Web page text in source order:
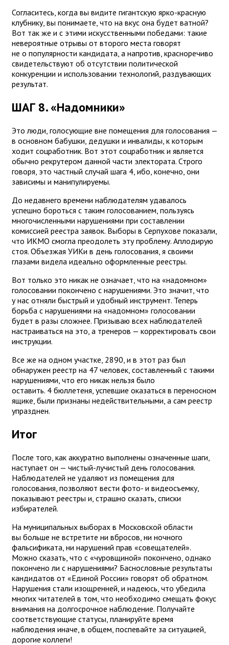
Согласитесь, когда вы видите гигантскую ярко-красную
клубнику, вы понимаете, что на вкус она будет ватной?
Вот так же и с этими искусственными победами: такие
невероятные отрывы от второго места говорят
не о популярности кандидата, а напротив, красноречиво
свидетельствуют об отсутствии политической
конкуренции и использовании технологий, раздувающих
результат.
ШАГ 8. «Надомники»
Это люди, голосующие вне помещения для голосования —
в основном бабушки, дедушки и инвалиды, к которым
ходит соцработник. Вот этот соцработник и является
обычно рекрутером данной части электората. Строго
говоря, это частный случай шага 4, ибо, конечно, они
зависимы и манипулируемы.
До недавнего времени наблюдателям удавалось
успешно бороться с таким голосованием, пользуясь
многочисленными нарушениями при составлении
комиссией реестра заявок. Выборы в Серпухове показали,
что ИКМО смогла преодолеть эту проблему. Аплодирую
стоя. Объезжая УИКи в день голосования, я своими
глазами видела идеально оформленные реестры.
Вот только это никак не означает, что на «надомном»
голосовании покончено с нарушениями. Это значит, что
у нас отняли быстрый и удобный инструмент. Теперь
борьба с нарушениями на «надомном» голосовании
будет в разы сложнее. Призываю всех наблюдателей
настраиваться на это, а тренеров — корректировать свои
инструкции.
Все же на одном участке, 2890, и в этот раз был
обнаружен реестр на 47 человек, составленный с такими
нарушениями, что его никак нельзя было
оставить. 4 бюллетеня, успевшие оказаться в переносном
ящике, были признаны недействительными, а сам реестр
упразднен.
Итог
После того, как аккуратно выполнены означенные шаги,
наступает он — чистый-лучистый день голосования.
Наблюдателей не удаляют из помещения для
голосования, позволяют вести фото- и видеосъемку,
показывают реестры и, страшно сказать, списки
избирателей.
На муниципальных выборах в Московской области
вы больше не встретите ни вбросов, ни ночного
фальсификата, ни нарушений прав «совещателей».
Можно сказать, что с «чуровщиной» покончено, однако
покончено ли с нарушениями? Баснословные результаты
кандидатов от «Единой России» говорят об обратном.
Нарушения стали изощренней, и надеюсь, что убедила
многих читателей в том, что необходимо смещать фокус
внимания на долгосрочное наблюдение. Получайте
соответствующие статусы, планируйте время
наблюдения иначе, в общем, поспевайте за ситуацией,
дорогие коллеги!